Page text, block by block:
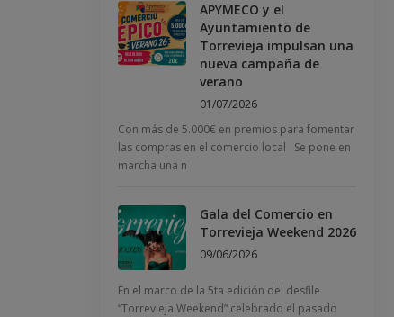
APYMECO y el
Ayuntamiento de
Torrevieja impulsan una
nueva campaña de
verano
01/07/2026
Con más de 5.000€ en premios para fomentar
las compras en el comercio local Se pone en
marcha una n
Gala del Comercio en
Torrevieja Weekend 2026
09/06/2026
En el marco de la 5ta edición del desfile
“Torrevieja Weekend” celebrado el pasado